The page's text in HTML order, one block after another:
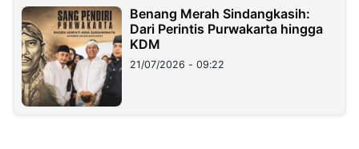
Benang Merah Sindangkasih:
Dari Perintis Purwakarta hingga
KDM
21/07/2026 - 09:22